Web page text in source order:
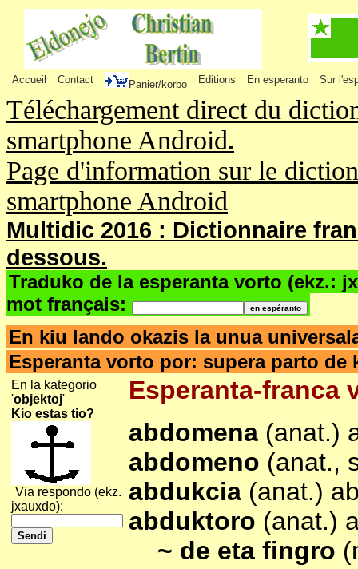
Accueil Contact Panier/korbo Editions En esperanto Sur
Téléchargement direct du
smartphone Android.
Page d'information sur le
smartphone Android
Multidic 2016 : Dictionnaire
dessous.
Traduko de la esperanta vorto (ekz.:
mot français:
En kiu lando okazis la unua
Esperanta vorto por: supera parto de
En la kategorio
'objektoj'
Kio estas tio?
Via respondo (ekz.
jxauxdo):
Esperanta-franca
abdomena (anat.)
abdomeno (anat.,
abdukcia (anat.)
abduktoro (anat.)
~ de eta fingro